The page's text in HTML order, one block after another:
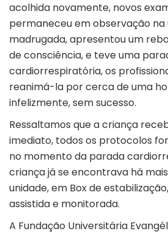
acolhida novamente, novos
permaneceu em observação na
madrugada, apresentou um
de consciência, e teve uma
cardiorrespiratória, os
reanimá-la por cerca de uma
infelizmente, sem sucesso.
Ressaltamos que a criança
imediato, todos os protocolos
no momento da parada
criança já se encontrava há
unidade, em Box de
assistida e monitorada.
A Fundação Universitária